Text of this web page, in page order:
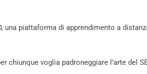
una piattaforma di apprendimento a
voglia padroneggiare l’arte del